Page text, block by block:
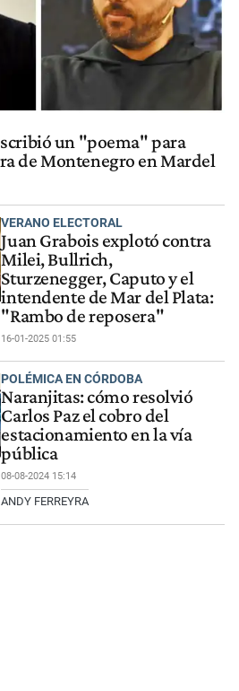
un "poema" para
de Montenegro en Mardel
VERANO ELECTORAL
Juan Grabois explotó contra
Milei, Bullrich,
Sturzenegger, Caputo y el
intendente de Mar del Plata:
"Rambo de reposera"
16-01-2025 01:55
POLÉMICA EN CÓRDOBA
Naranjitas: cómo resolvió
Carlos Paz el cobro del
estacionamiento en la vía
pública
08-08-2024 15:14
ANDY FERREYRA